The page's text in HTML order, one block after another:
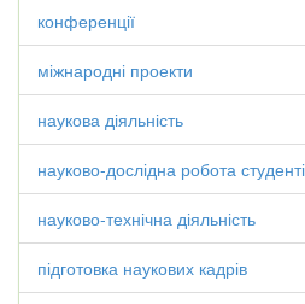
конференції
міжнародні проекти
наукова діяльність
науково-дослідна робота
науково-технічна діяльність
підготовка наукових кадрів